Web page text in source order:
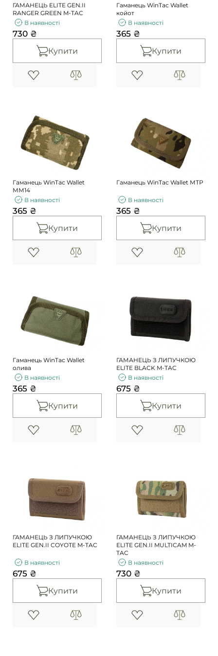
ГАМАНЕЦЬ ELITE GEN.II
RANGER GREEN M-TAC
В наявності
730 ₴
Купити
Гаманець WinTac Wallet
койот
В наявності
365 ₴
Купити
Гаманець WinTac Wallet
ММ14
В наявності
365 ₴
Купити
Гаманець WinTac Wallet МТР
В наявності
365 ₴
Купити
Гаманець WinTac Wallet
олива
В наявності
365 ₴
Купити
ГАМАНЕЦЬ З ЛИПУЧКОЮ
ELITE BLACK M-TAC
В наявності
675 ₴
Купити
ГАМАНЕЦЬ З ЛИПУЧКОЮ
ELITE GEN.II COYOTE M-TAC
В наявності
675 ₴
Купити
ГАМАНЕЦЬ З ЛИПУЧКОЮ
ELITE GEN.II MULTICAM M-
TAC
В наявності
730 ₴
Купити